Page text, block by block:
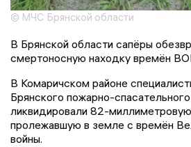
© МЧС Брянской области
В Брянской области сапёры
смертоносную находку времён
В Комаричском районе
Брянского пожарно-
ликвидировали 82-
пролежавшую в земле с времён
войны.